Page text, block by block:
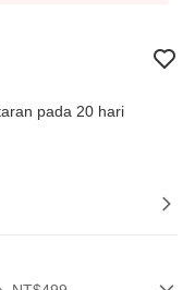
pada 20 hari